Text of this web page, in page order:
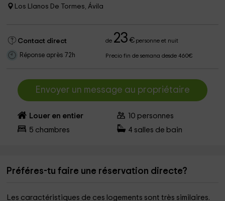
Los Llanos De Tormes, Ávila
Contact direct de 23 €personne et nuit
Réponse après 72h Precio fin de semana desde 460€
Envoyer un message au propriétaire
Louer en entier 10 personnes
5 chambres 4 salles de bain
Préféres-tu faire une réservation directe?
Les caractéristiques de ces logements sont très similaires.